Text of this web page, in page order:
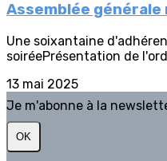
Assemblée générale
Une soixantaine
soiréePrésentation de
13 mai 2025
Je m'abonne à la
OK